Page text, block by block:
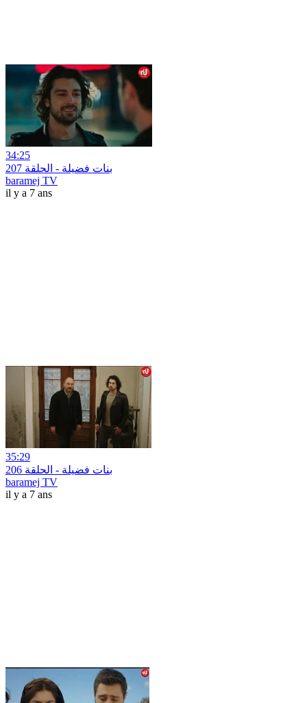
34:25
بنات فضيلة - الحلقة 207
baramej TV
il y a 7 ans
35:29
بنات فضيلة - الحلقة 206
baramej TV
il y a 7 ans